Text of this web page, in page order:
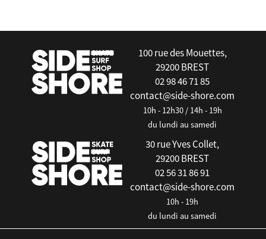
100 rue des Mouettes,
29200 BREST
02 98 46 71 85
contact@side-shore.com
10h - 12h30 / 14h - 19h
du lundi au samedi
30 rue Yves Collet,
29200 BREST
02 56 31 86 91
contact@side-shore.com
10h - 19h
du lundi au samedi